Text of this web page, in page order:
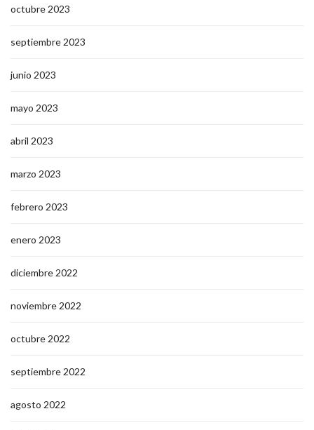
octubre 2023
septiembre 2023
junio 2023
mayo 2023
abril 2023
marzo 2023
febrero 2023
enero 2023
diciembre 2022
noviembre 2022
octubre 2022
septiembre 2022
agosto 2022